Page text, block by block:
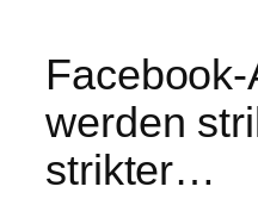
werden
strikter…